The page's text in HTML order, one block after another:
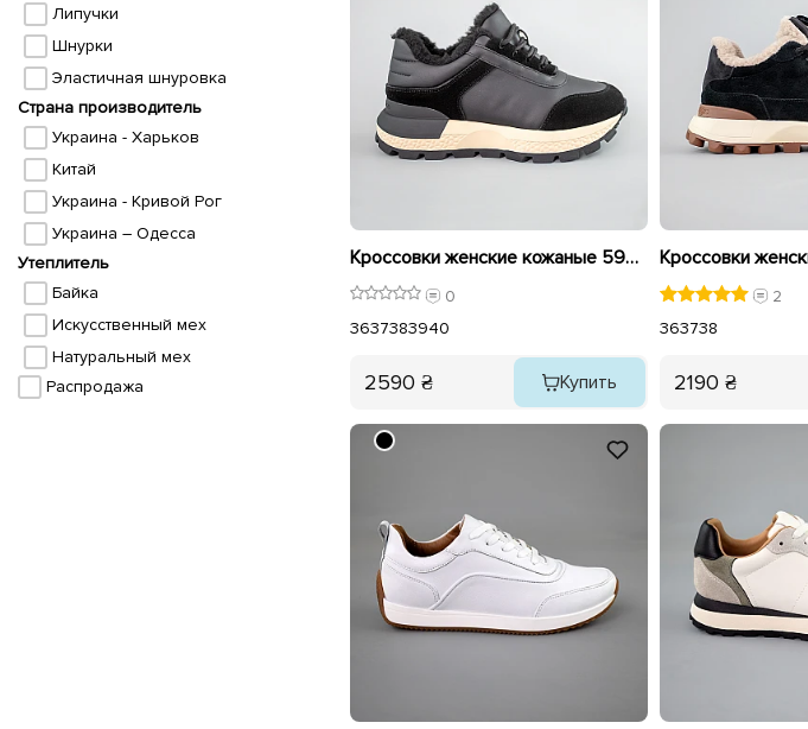
Липучки
Шнурки
Эластичная шнуровка
Страна производитель
Украина - Харьков
Китай
Украина - Кривой Рог
Украина – Одесса
Утеплитель
Байка
Искусственный мех
Натуральный мех
Распродажа
Кроссовки женские кожаные 593343 Черные
0
3637383940
2590 ₴ Купить
2
363738
2190 ₴